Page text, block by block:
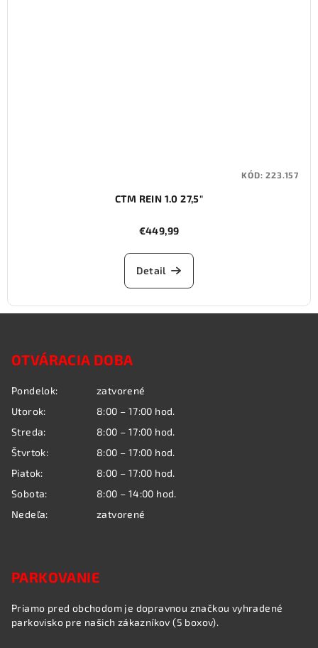
CTM REIN 1.0 27,5"
€449,99
Detail
KÓD:223.157
OTVÁRACIA DOBA
Pondelok:
zatvorené
Utorok:
8:00 – 17:00 hod.
Streda:
8:00 – 17:00 hod.
Štvrtok:
8:00 – 17:00 hod.
Piatok:
8:00 – 17:00 hod.
Sobota:
8:00 – 14:00 hod.
Nedeľa:
zatvorené
PARKOVANIE
Priamo pred obchodom je dopravnou značkou vyhradené
parkovisko pre našich zákazníkov (5 boxov).